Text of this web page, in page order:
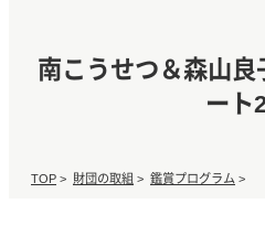
南こうせつ＆森山
ート
TOP > 財団の取組 > 鑑賞プログラム >